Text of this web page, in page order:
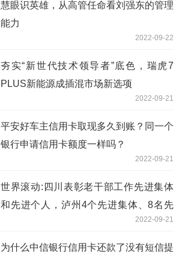
慧眼识英雄，从高管任命看刘强东的管理
能力
2022-09-22
夯实“新世代技术领导者”底色，瑞虎7
PLUS新能源成插混市场新选项
2022-09-21
平安好车主信用卡取现多久到账？同一个
银行申请信用卡额度一样吗？
2022-09-21
世界滚动:四川表彰老干部工作先进集体
和先进个人，泸州4个先进集体、8名先
2022-09-21
为什么中信银行信用卡还款了没有短信提